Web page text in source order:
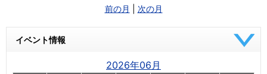
前の月 次の月
イベント情報
2026年06月